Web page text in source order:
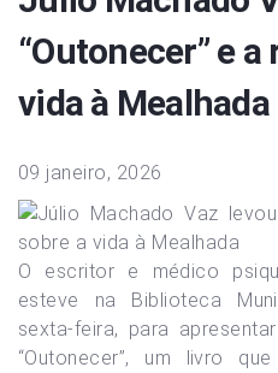
“Outonecer” e
vida à Mealhada
09 janeiro, 2026
O escritor e médico
esteve na Biblioteca
sexta-feira, para
“Outonecer”, um livro